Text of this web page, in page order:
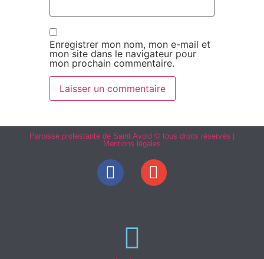
Enregistrer mon nom, mon e-mail et
mon site dans le navigateur pour
mon prochain commentaire.
Paroisse protestante de Saint Avold © tous droits réservés |
Mentions légales